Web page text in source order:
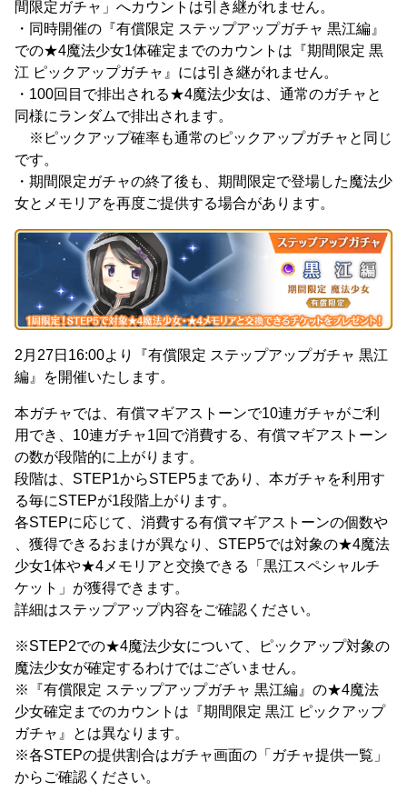
間限定ガチャ」へカウントは引き継がれません。
・同時開催の『有償限定 ステップアップガチャ 黒江編』
での★4魔法少女1体確定までのカウントは『期間限定 黒
江 ピックアップガチャ』には引き継がれません。
・100回目で排出される★4魔法少女は、通常のガチャと
同様にランダムで排出されます。
※ピックアップ確率も通常のピックアップガチャと同じ
です。
・期間限定ガチャの終了後も、期間限定で登場した魔法少
女とメモリアを再度ご提供する場合があります。
2月27日16:00より『有償限定 ステップアップガチャ 黒江
編』を開催いたします。
本ガチャでは、有償マギアストーンで10連ガチャがご利
用でき、10連ガチャ1回で消費する、有償マギアストーン
の数が段階的に上がります。
段階は、STEP1からSTEP5まであり、本ガチャを利用す
る毎にSTEPが1段階上がります。
各STEPに応じて、消費する有償マギアストーンの個数や
、獲得できるおまけが異なり、STEP5では対象の★4魔法
少女1体や★4メモリアと交換できる「黒江スペシャルチ
ケット」が獲得できます。
詳細はステップアップ内容をご確認ください。
※STEP2での★4魔法少女について、ピックアップ対象の
魔法少女が確定するわけではございません。
※『有償限定 ステップアップガチャ 黒江編』の★4魔法
少女確定までのカウントは『期間限定 黒江 ピックアップ
ガチャ』とは異なります。
※各STEPの提供割合はガチャ画面の「ガチャ提供一覧」
からご確認ください。